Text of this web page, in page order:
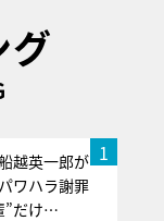
グ
1
越英一郎が
ワハラ謝罪
”だけ…